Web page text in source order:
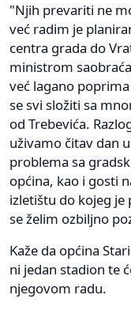
"Njih prevariti ne
već radim je
centra grada do
ministrom
već lagano
se svi složiti sa
od Trebevića.
uživamo čitav dan
problema sa
općina, kao i gosti
izletištu do kojeg
se želim ozbiljno
Kaže da općina
ni jedan stadion te
njegovom radu.